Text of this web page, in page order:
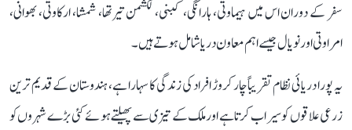
سفر کے دوران اس میں ہیماوتی، ہارانگی، کبنی، لکشمن تیرتھا، شمشا، ارکاوتی، بھوانی،
امراوتی اور نویال جیسے اہم معاون دریا شامل ہوتے ہیں۔
یہ پورا دریائی نظام تقریباً چار کروڑ افراد کی زندگی کا سہارا ہے، ہندوستان کے قدیم ترین
زرعی علاقوں کو سیراب کرتا ہے اور ملک کے تیزی سے پھیلتے ہوئے کئی بڑے شہروں کو